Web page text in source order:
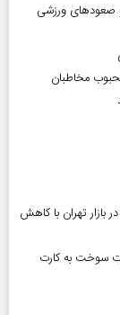
صعودهای ورزشی
مخاطبان
| افت قیمت طلا در بازار تهران با کاهش
سوخت به کارت